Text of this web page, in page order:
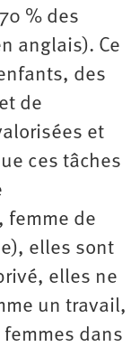
% des
anglais). Ce
des
de
et
ces tâches
femme de
elles sont
elles ne
un travail,
dans